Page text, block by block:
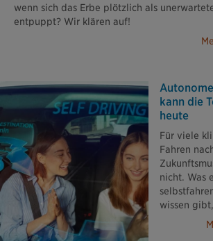
wenn sich das Erbe plötzlich als
entpuppt? Wir klären auf!
kann die
heute
Für viele
Fahren
nicht. Was
wissen